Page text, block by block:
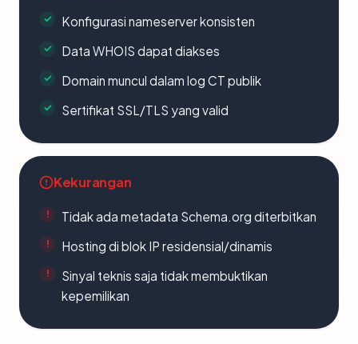
Konfigurasi nameserver konsisten
Data WHOIS dapat diakses
Domain muncul dalam log CT publik
Sertifikat SSL/TLS yang valid
Kekurangan
Tidak ada metadata Schema.org diterbitkan
Hosting di blok IP residensial/dinamis
Sinyal teknis saja tidak membuktikan
kepemilikan